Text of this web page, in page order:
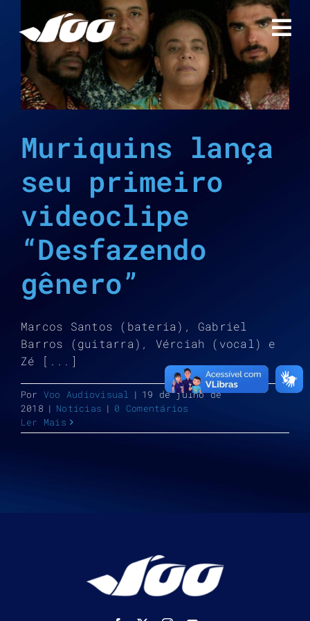
para
conteúdo
Muriquins lança
seu primeiro
videoclipe
“Desfazendo
gênero”
Marcos Santos (bateria), Gabriel
Barros (guitarra), Vérciah (vocal) e
Zé [...]
Por Voo Audiovisual | 19 de julho de
2018 | Notícias | 0 Comentários
Ler Mais